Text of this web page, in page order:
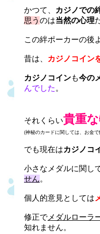
かつて、 カジノでの
思う のは当然の心理
この絆ポーカーの後
昔は、 カジノコイン
カジノコインも今の
んでした 。
それくらい貴重
(神秘のカードに関しては、お金
でも現在はカジノコ
小さなメダルに関し
せん。
個人的意見としては
修正でメダルローラ
知れません。